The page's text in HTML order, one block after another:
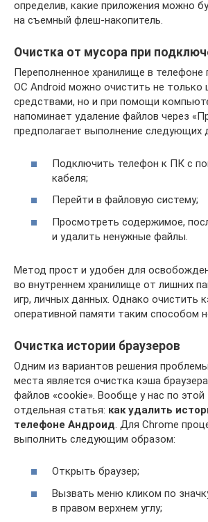
определив, какие приложения можно
на съемный флеш-накопитель.
Очистка от мусора при
Переполненное хранилище в телефоне
ОС Android можно очистить не только
средствами, но и при помощи
напоминает удаление файлов через
предполагает выполнение следующих
Подключить телефон к ПК с
кабеля;
Перейти в файловую систему;
Просмотреть содержимое,
и удалить ненужные файлы.
Метод прост и удобен для
во внутреннем хранилище от лишних
игр, личных данных. Однако очистить
оперативной памяти таким способом
Очистка истории браузеров
Одним из вариантов решения
места является очистка кэша
файлов «cookie». Вообще у нас по этой
отдельная статья: как удалить
телефоне Андроид . Для Chrome
выполнить следующим образом:
Открыть браузер;
Вызвать меню кликом по
в правом верхнем углу;